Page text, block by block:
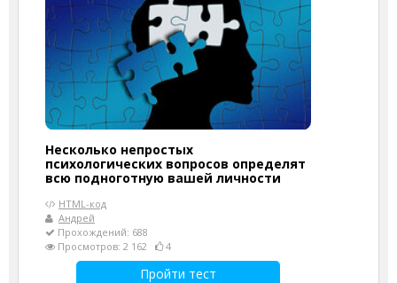
Несколько непростых
психологических вопросов определят
всю подноготную вашей личности
HTML-код
Андрей
Прохождений: 688
Просмотров: 2 162
4
Пройти тест